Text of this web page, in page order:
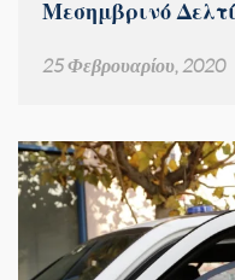
Μεσημβρινό
25 Φεβρουαρίου, 2020